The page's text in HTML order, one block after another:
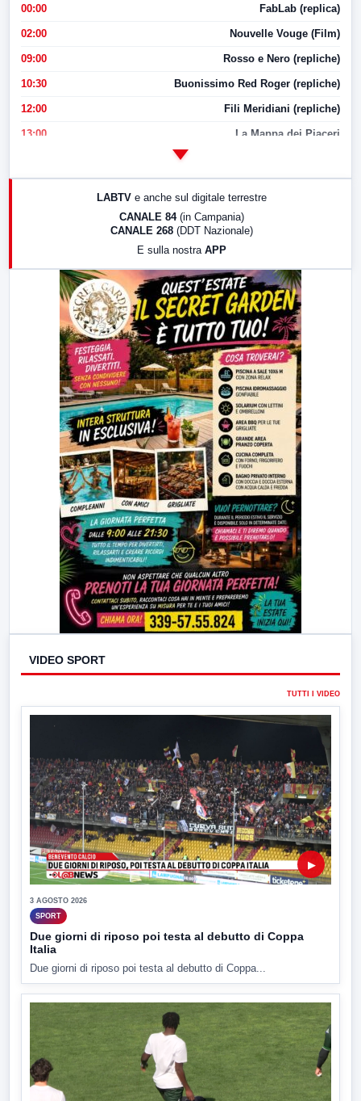
00:00 FabLab (replica)
02:00 Nouvelle Vouge (Film)
09:00 Rosso e Nero (repliche)
10:30 Buonissimo Red Roger (repliche)
12:00 Fili Meridiani (repliche)
13:00 La Mappa dei Piaceri
LabNews (replica)
LABTV e anche sul digitale terrestre
CANALE 84 (in Campania)
CANALE 268 (DDT Nazionale)
E sulla nostra APP
VIDEO SPORT
TUTTI I VIDEO
▶
3 AGOSTO 2026
SPORT
Due giorni di riposo poi testa al debutto di Coppa
Italia
Due giorni di riposo poi testa al debutto di Coppa...